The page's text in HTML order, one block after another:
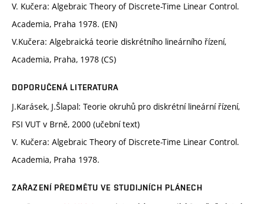
V. Kučera: Algebraic Theory of Discrete-Time Linear Control.
Academia, Praha 1978. (EN)
V.Kučera: Algebraická teorie diskrétního lineárního řízení,
Academia, Praha, 1978 (CS)
DOPORUČENÁ LITERATURA
J.Karásek, J.Šlapal: Teorie okruhů pro diskrétní lineární řízení,
FSI VUT v Brně, 2000 (učební text)
V. Kučera: Algebraic Theory of Discrete-Time Linear Control.
Academia, Praha 1978.
ZAŘAZENÍ PŘEDMĚTU VE STUDIJNÍCH PLÁNECH